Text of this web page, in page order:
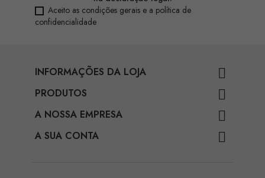
Aceito as condições gerais e a política de
confidencialidade
INFORMAÇÕES DA LOJA 
PRODUTOS 
A NOSSA EMPRESA 
A SUA CONTA 